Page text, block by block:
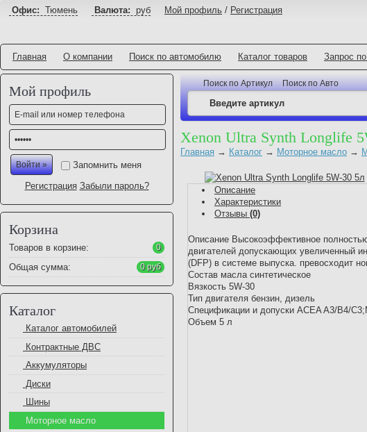
Офис: Тюмень Валюта: руб Мой профиль / Регистрация
Главная О компании Поиск по автомобилю Каталог товаров Запрос
Мой профиль
Запомнить меня
Регистрация Забыли пароль?
Корзина
Товаров в корзине: 0
Общая сумма: 0 руб
Каталог
Каталог автомобилей
Контрактные ДВС
Аккумуляторы
Диски
Шины
Моторное масло
Поиск по Артикул Поиск по Авто
Xenon Ultra Synth Longlife
Главная → Каталог → Моторное масло →
Описание
Характеристики
Отзывы (0)
Описание Высокоэффективное
двигателей допускающих увеличенный
(DFP) в системе выпуска. превосходит
Состав масла синтетическое
Вязкость 5W-30
Тип двигателя бензин, дизель
Спецификации и допуски ACEA A3/B4/
Объем 5 л